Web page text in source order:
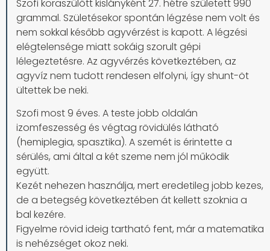
Szofi koraszülött kislányként 27. hétre született 990
grammal. Születésekor spontán légzése nem volt és
nem sokkal később agyvérzést is kapott. A légzési
elégtelensége miatt sokáig szorult gépi
lélegeztetésre. Az agyvérzés következtében, az
agyvíz nem tudott rendesen elfolyni, így shunt-öt
ültettek be neki.
Szofi most 9 éves. A teste jobb oldalán
izomfeszesség és végtag rövidülés látható
(hemiplegia, spasztika). A szemét is érintette a
sérülés, ami által a két szeme nem jól működik
együtt.
Kezét nehezen használja, mert eredetileg jobb kezes,
de a betegség következtében át kellett szoknia a
bal kezére.
Figyelme rövid ideig tartható fent, már a matematika
is nehézséget okoz neki.